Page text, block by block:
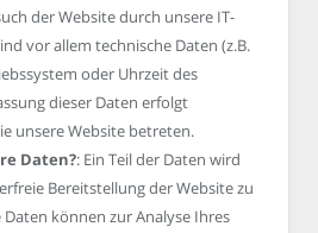
der Website durch unsere IT-
vor allem technische Daten (z.B.
oder Uhrzeit des
dieser Daten erfolgt
unsere Website betreten.
Daten?: Ein Teil der Daten wird
Bereitstellung der Website zu
können zur Analyse Ihres